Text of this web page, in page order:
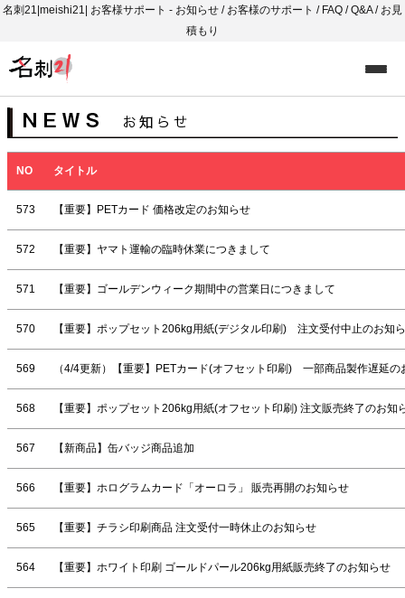
名刺21|meishi21| お客様サポート - お知らせ / お客様のサポート / FAQ / Q&A / お見
積もり
NO タイトル
573 【重要】PETカード 価格改定のお知らせ
572 【重要】ヤマト運輸の臨時休業につきまして
571 【重要】ゴールデンウィーク期間中の営業日につきまして
570 【重要】ポップセット206kg用紙(デジタル印刷) 注文受付中止のお
569 （4/4更新）【重要】PETカード(オフセット印刷) 一部商品製作遅延の
568 【重要】ポップセット206kg用紙(オフセット印刷) 注文販売終了のお
567 【新商品】缶バッジ商品追加
566 【重要】ホログラムカード「オーロラ」 販売再開のお知らせ
565 【重要】チラシ印刷商品 注文受付一時休止のお知らせ
564 【重要】ホワイト印刷 ゴールドパール206kg用紙販売終了のお知らせ